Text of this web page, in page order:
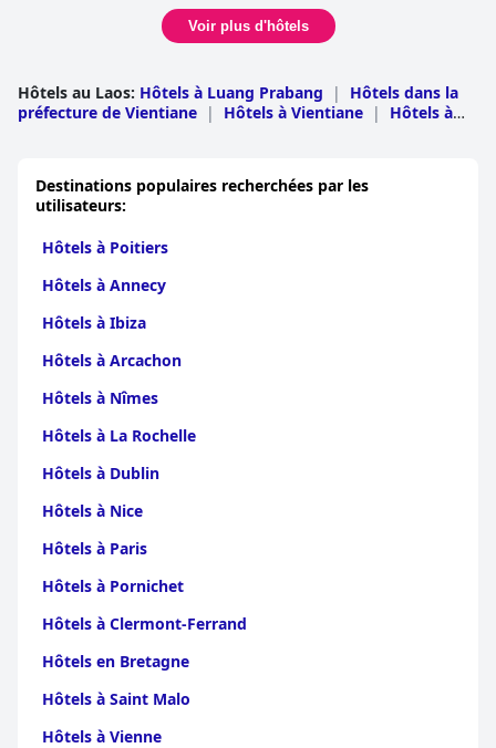
Voir plus d'hôtels
Hôtels au Laos: Hôtels à Luang Prabang |
Hôtels dans la
préfecture de Vientiane | Hôtels à Vientiane |
Hôtels à
Xiangkhoang | Hôtels à Saravan | Hôtels à
Bolikhamxai |
Destinations populaires recherchées par les
utilisateurs:
Hôtels à Poitiers
Hôtels à Annecy
Hôtels à Ibiza
Hôtels à Arcachon
Hôtels à Nîmes
Hôtels à La Rochelle
Hôtels à Dublin
Hôtels à Nice
Hôtels à Paris
Hôtels à Pornichet
Hôtels à Clermont-Ferrand
Hôtels en Bretagne
Hôtels à Saint Malo
Hôtels à Vienne